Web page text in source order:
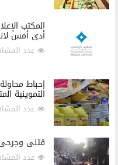
المكتب
أدى أمس
عدد
إحباط
التموينية
عدد
قتلى
عدد